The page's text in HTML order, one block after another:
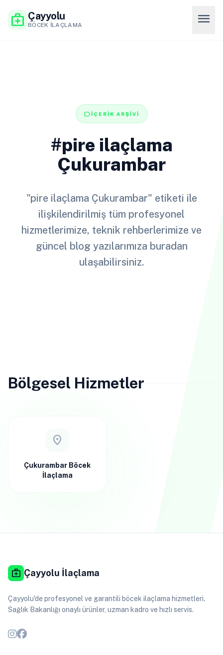
medical_services Çayyolu
BÖCEK İLAÇLAMA menu
labelİÇERİK ARŞİVİ
#pire ilaçlama
Çukurambar
"pire ilaçlama Çukurambar" etiketi ile
ilişkilendirilmiş tüm profesyonel
hizmetlerimize, teknik rehberlerimize ve
güncel blog yazılarımıza buradan
ulaşabilirsiniz.
Bölgesel Hizmetler
location_on
Çukurambar Böcek
İlaçlama
medical_services Çayyolu İlaçlama
Çayyolu'de profesyonel ve garantili böcek ilaçlama hizmetleri.
Sağlık Bakanlığı onaylı ürünler, uzman kadro ve hızlı servis.